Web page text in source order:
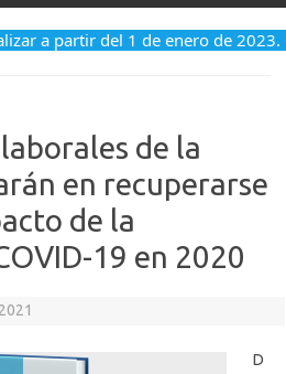
a partir del 1 de enero de
de la
en recuperarse
de la
19 en 2020
D